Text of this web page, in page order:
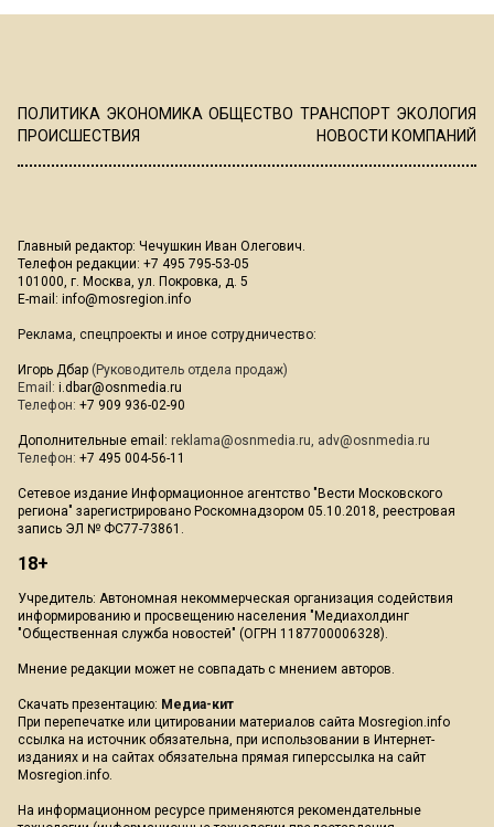
ПОЛИТИКА ЭКОНОМИКА ОБЩЕСТВО ТРАНСПОРТ ЭКОЛОГИЯ
ПРОИСШЕСТВИЯ
НОВОСТИ КОМПАНИЙ
Главный редактор: Чечушкин Иван Олегович.
Телефон редакции: +7 495 795-53-05
101000, г. Москва, ул. Покровка, д. 5
E-mail: info@mosregion.info
Реклама, спецпроекты и иное сотрудничество:
Игорь Дбар (Руководитель отдела продаж)
Email: i.dbar@osnmedia.ru
Телефон: +7 909 936-02-90
Дополнительные email: reklama@osnmedia.ru, adv@osnmedia.ru
Телефон: +7 495 004-56-11
Сетевое издание Информационное агентство "Вести Московского
региона" зарегистрировано Роскомнадзором 05.10.2018, реестровая
запись ЭЛ № ФС77-73861.
18+
Учредитель: Автономная некоммерческая организация содействия
информированию и просвещению населения "Медиахолдинг
"Общественная служба новостей" (ОГРН 1187700006328).
Мнение редакции может не совпадать с мнением авторов.
Скачать презентацию: Медиа-кит
При перепечатке или цитировании материалов сайта Mosregion.info
ссылка на источник обязательна, при использовании в Интернет-
изданиях и на сайтах обязательна прямая гиперссылка на сайт
Mosregion.info.
На информационном ресурсе применяются рекомендательные